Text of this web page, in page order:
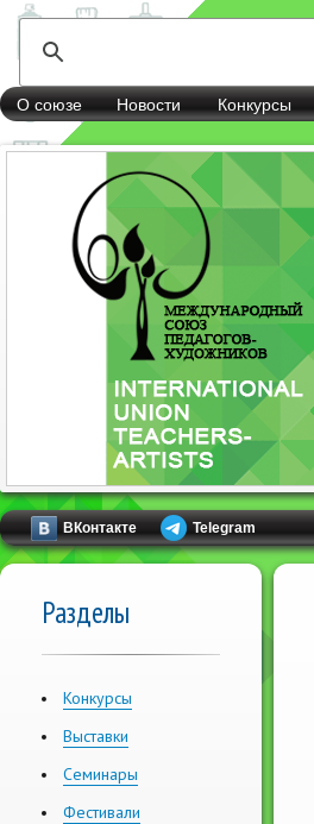
О союзе Новости Конкурсы
ВКонтакте Telegram
Разделы
Конкурсы
Выставки
Семинары
Фестивали